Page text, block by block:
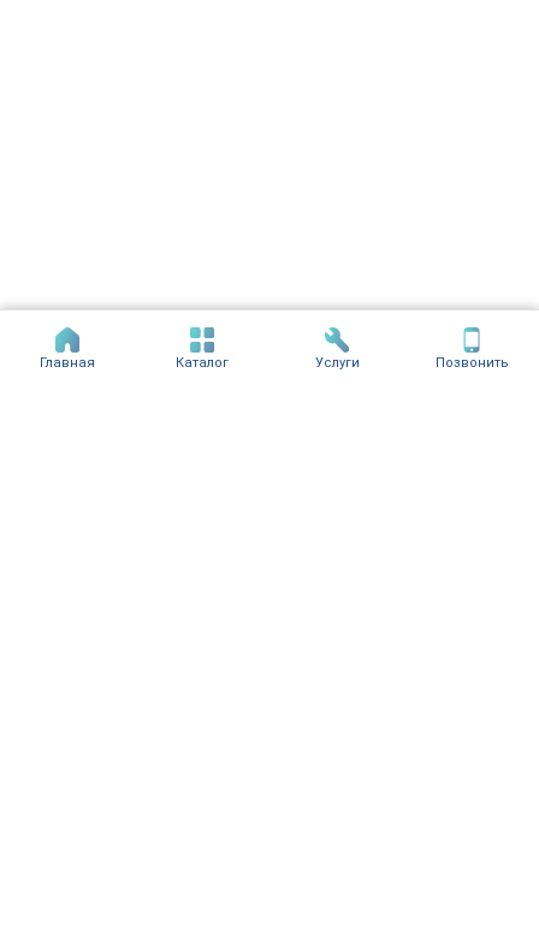
Главная Каталог Услуги Позвонить